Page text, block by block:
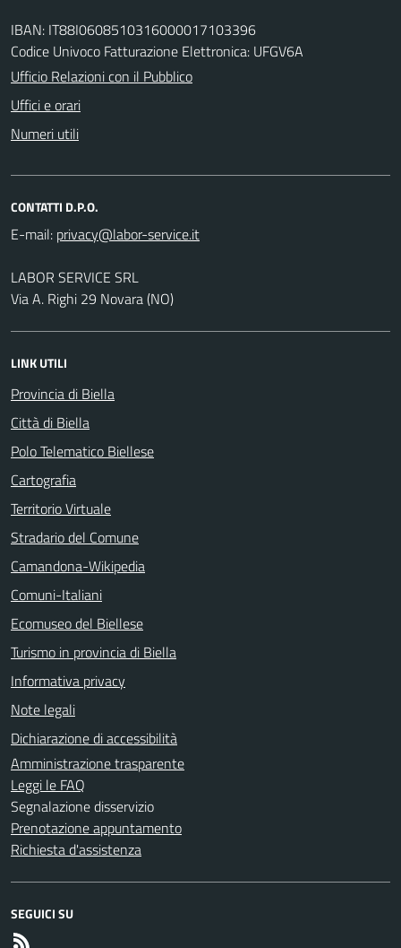
IBAN: IT88I0608510316000017103396
Codice Univoco Fatturazione Elettronica: UFGV6A
Ufficio Relazioni con il Pubblico
Uffici e orari
Numeri utili
CONTATTI D.P.O.
E-mail:
LABOR SERVICE SRL
Via A. Righi 29 Novara (NO)
LINK UTILI
Provincia di Biella
Città di Biella
Polo Telematico Biellese
Cartografia
Territorio Virtuale
Stradario del Comune
Camandona-Wikipedia
Comuni-Italiani
Ecomuseo del Biellese
Turismo in provincia di Biella
Informativa privacy
Note legali
Dichiarazione di accessibilità
Amministrazione trasparente
Leggi le FAQ
Segnalazione disservizio
Prenotazione appuntamento
Richiesta d'assistenza
SEGUICI SU